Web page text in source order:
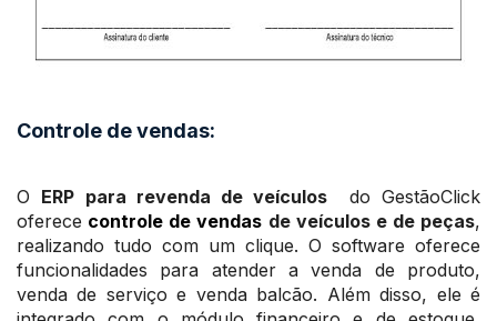
Controle de vendas:
O ERP para revenda de veículos
do GestãoClick
oferece controle de vendas de veículos e de peças,
realizando tudo com um clique. O software oferece
funcionalidades para atender a venda de produto,
venda de serviço e venda balcão. Além disso, ele é